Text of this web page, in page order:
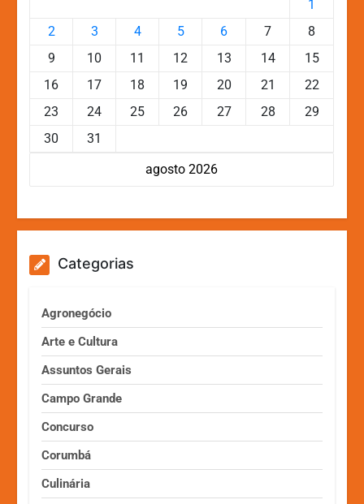
agosto 2026
1
2
3 4 5 6 7
8
9
10 11 12 13 14
15
16
17 18 19 20 21
22
23
24 25 26 27 28
29
30
31
Categorias
Agronegócio
Arte e Cultura
Assuntos Gerais
Campo Grande
Concurso
Corumbá
Culinária